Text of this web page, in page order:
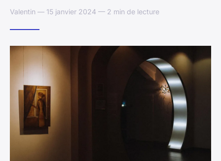
Valentin — 15 janvier 2024 — 2 min de lecture